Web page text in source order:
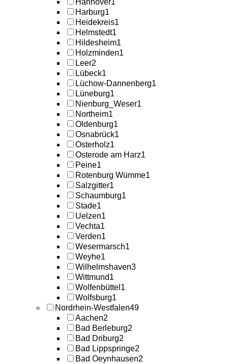
Hannover1
Harburg1
Heidekreis1
Helmstedt1
Hildesheim1
Holzminden1
Leer2
Lübeck1
Lüchow-Dannenberg1
Lüneburg1
Nienburg_Weser1
Northeim1
Oldenburg1
Osnabrück1
Osterholz1
Osterode am Harz1
Peine1
Rotenburg Wümme1
Salzgitter1
Schaumburg1
Stade1
Uelzen1
Vechta1
Verden1
Wesermarsch1
Weyhe1
Wilhelmshaven3
Wittmund1
Wolfenbüttel 1
Wolfsburg1
Nordrhein-Westfalen49
Aachen2
Bad Berleburg2
Bad Driburg2
Bad Lippspringe2
Bad Oeynhausen2